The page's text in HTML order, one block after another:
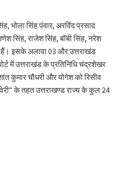
भोला सिंह पंवार, अरविंद प्रसाद
सिंह, राजेश सिंह, बॉबी सिंह, नरेश
हैं। इसके अलावा 03 और उत्तराखंड
में उत्तराखंड के प्रतिनिधि चंद्रशेखर
कुमार चौधरी और योगेश को रिसीव
के तहत उत्तराखण्ड राज्य के कुल 24